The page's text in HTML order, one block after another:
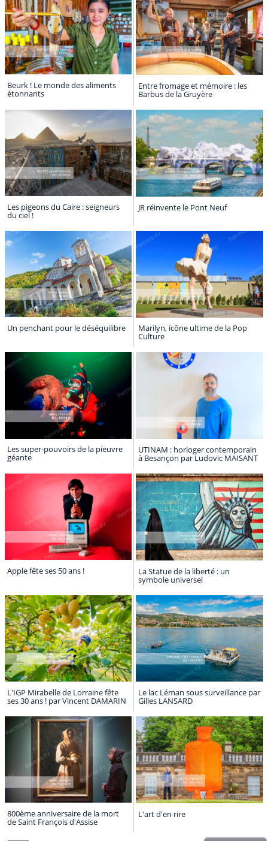
Beurk ! Le monde des aliments
étonnants
Entre fromage et mémoire : les
Barbus de la Gruyère
Les pigeons du Caire : seigneurs
du ciel !
JR réinvente le Pont Neuf
Un penchant pour le déséquilibre Marilyn, icône ultime de la Pop
Culture
Les super-pouvoirs de la pieuvre
géante
UTINAM : horloger contemporain
à Besançon par Ludovic MAISANT
Apple fête ses 50 ans ! La Statue de la liberté : un
symbole universel
L'IGP Mirabelle de Lorraine fête
ses 30 ans ! par Vincent DAMARIN
Le lac Léman sous surveillance par
Gilles LANSARD
800ème anniversaire de la mort
de Saint François d'Assise
L'art d'en rire